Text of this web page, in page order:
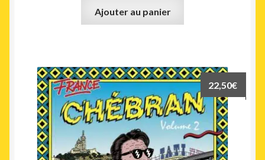
Ajouter au panier
22,50€